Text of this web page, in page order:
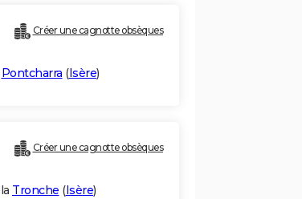
Créer une cagnotte obsèques
Pontcharra (Isère)
Créer une cagnotte obsèques
Tronche (Isère)